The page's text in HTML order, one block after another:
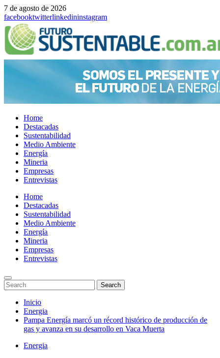
7 de agosto de 2026
facebooktwitterlinkedininstagram
Home
Destacadas
Sustentabilidad
Medio Ambiente
Energía
Mineria
Empresas
Entrevistas
Menu
Home
Destacadas
Sustentabilidad
Medio Ambiente
Energía
Mineria
Empresas
Entrevistas
Enter
Keyword
Search
for:
Search
Search
Saltar
contenido
Inicio
Energia
Pampa Energía marcó un récord histórico de producción de
gas y avanza en su desarrollo en Vaca Muerta
Energia